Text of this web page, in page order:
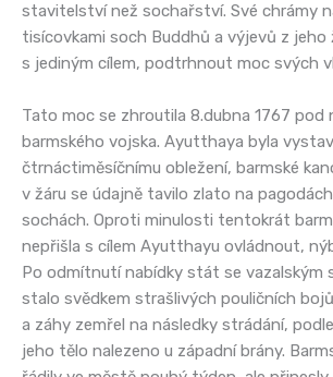
stavitelství než sochařství. Své chrámy
tisícovkami soch Buddhů a výjevů z jeho
s jediným cílem, podtrhnout moc svých
Tato moc se zhroutila 8.dubna 1767 pod
barmského vojska. Ayutthaya byla
čtrnáctiměsíčnímu obležení, barmské
v žáru se údajně tavilo zlato na
sochách. Oproti minulosti tentokrát
nepřišla s cílem Ayutthayu ovládnout,
Po odmítnutí nabídky stát se vazalským
stalo svědkem strašlivých pouličních
a záhy zemřel na následky strádání,
jeho tělo nalezeno u západní brány.